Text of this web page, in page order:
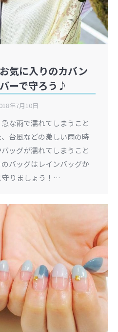
気に入りのカバン
ーで守ろう♪
年7月10日
な雨で濡れてしまうこと
台風などの激しい雨の時
ッグが濡れてしまうこと
バッグはレインバッグか
守りましょう！…